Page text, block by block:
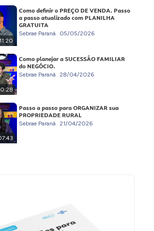
Como definir o PREÇO DE VENDA. Passo
a passo atualizado com PLANILHA
GRATUITA
Sebrae Paraná 05/05/2026
Como planejar a SUCESSÃO FAMILIAR
do NEGÓCIO.
Sebrae Paraná 28/04/2026
Passo a passo para ORGANIZAR sua
PROPRIEDADE RURAL
Sebrae Paraná 21/04/2026